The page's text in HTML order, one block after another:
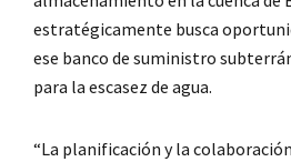
estratégicamente busca
ese banco de suministro
para la escasez de agua.
“La planificación y la